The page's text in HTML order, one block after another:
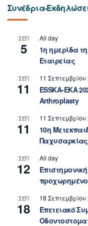
Συνέδρια-
ΣΕΠ
5
All day
1η ημερίδα
Εταιρείας
ΣΕΠ
11
11 Σεπτεμβρίου
ESSKA-EKA
Arthroplasty
ΣΕΠ
11
11 Σεπτεμβρίου
10η
Παχυσαρκίας
ΣΕΠ
12
All day
προχωρημένο
ΣΕΠ
18
18 Σεπτεμβρίου
Επετειακό